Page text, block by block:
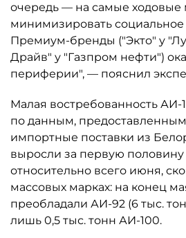
очередь — на самые ходовые
минимизировать
Премиум-бренды ("Экто" у
Драйв" у "Газпром нефти")
периферии", — пояснил
Малая востребованность
по данным,
импортные поставки из
выросли за первую половину
относительно всего июня,
массовых марках: на конец
преобладали АИ-92 (6 тыс.
лишь 0,5 тыс. тонн АИ-100.